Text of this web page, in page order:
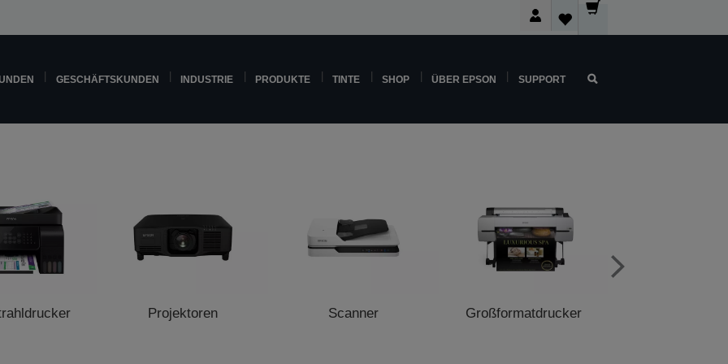
GESCHÄFTSKUNDEN INDUSTRIE PRODUKTE TINTE SHOP ÜBER EPSON SUPPORT
Projektoren Scanner Großformatdrucker